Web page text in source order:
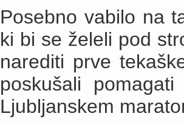
Posebno vabilo na
ki bi se želeli pod
narediti prve
poskušali
Ljubljanskem